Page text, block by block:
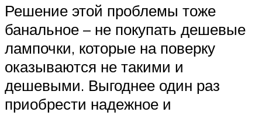
Решение этой проблемы тоже
банальное – не покупать дешевые
лампочки, которые на поверку
оказываются не такими и
дешевыми. Выгоднее один раз
приобрести надежное и